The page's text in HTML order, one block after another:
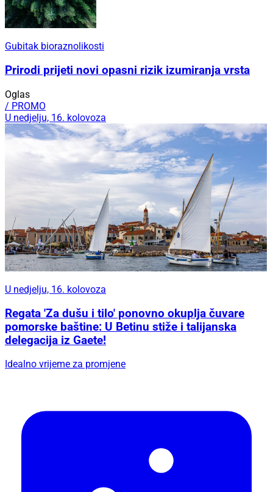
Gubitak bioraznolikosti
Prirodi prijeti novi opasni rizik izumiranja vrsta
Oglas
/ PROMO
U nedjelju, 16. kolovoza
U nedjelju, 16. kolovoza
Regata 'Za dušu i tilo' ponovno okuplja čuvare
pomorske baštine: U Betinu stiže i talijanska
delegacija iz Gaete!
Idealno vrijeme za promjene